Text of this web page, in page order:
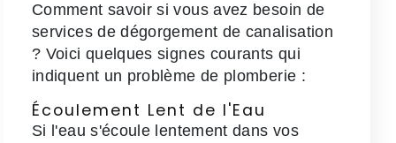
Comment savoir si vous avez besoin de
services de dégorgement de canalisation
? Voici quelques signes courants qui
indiquent un problème de plomberie :
Écoulement Lent de l'Eau
Si l'eau s'écoule lentement dans vos